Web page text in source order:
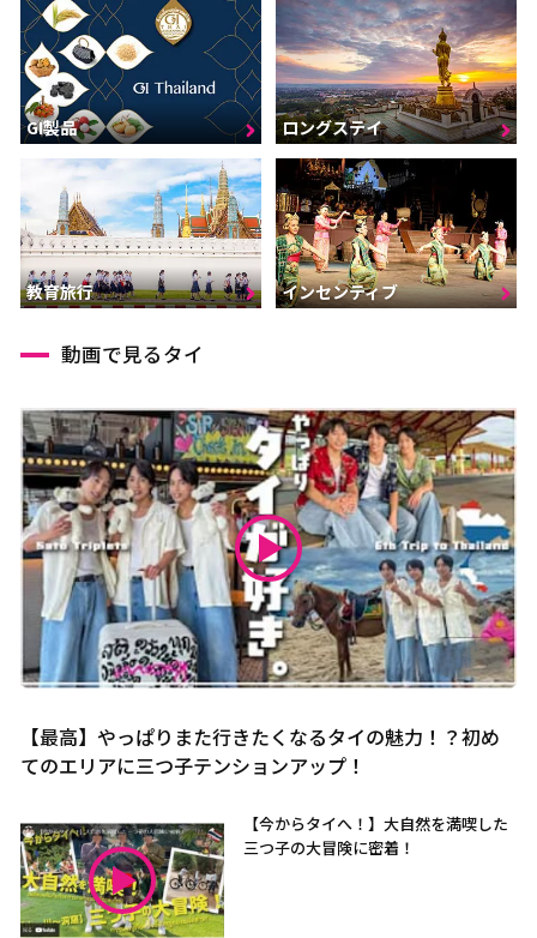
GI製品 ロングステイ
教育旅行 インセンティブ
動画で見るタイ
【最高】やっぱりまた行きたくなるタイの魅力！？初め
てのエリアに三つ子テンションアップ！
【今からタイへ！】大自然を満喫した
三つ子の大冒険に密着！